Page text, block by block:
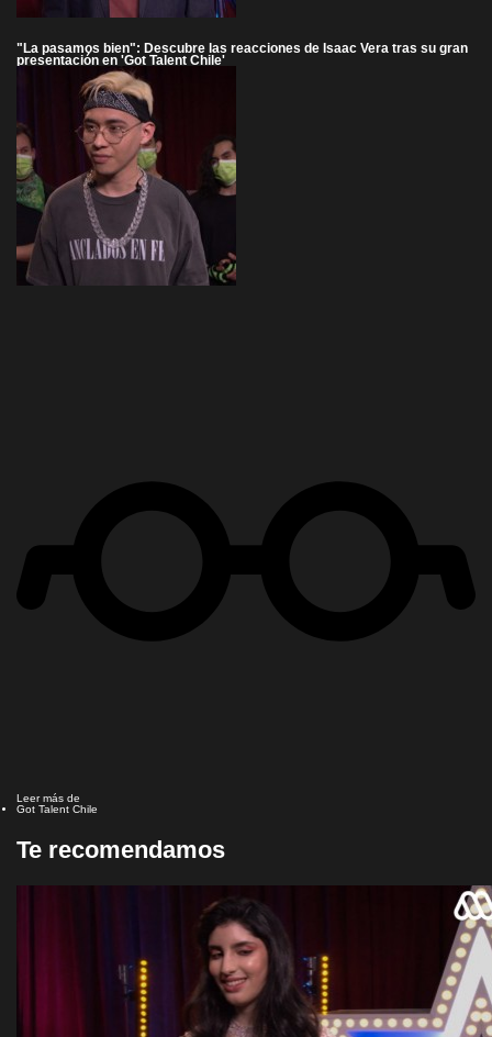
"La pasamos bien": Descubre las reacciones de Isaac Vera tras su gran
presentación en 'Got Talent Chile'
Leer más de
Got Talent Chile
Te recomendamos